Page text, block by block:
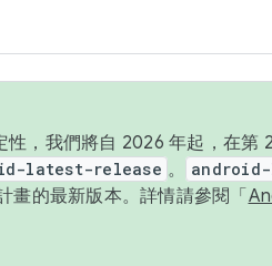
，我們將自 2026 年起，在第
latest-release 。
的最新版本。詳情請參閱「